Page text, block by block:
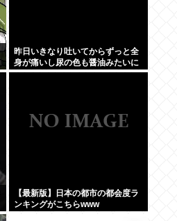
昨日いきなり吐いてからずっと全
身が痛いし尿の色も醤油みたいに
なってるんだけど
【最新版】日本の都市の都会度ラ
ンキングがこちらwww